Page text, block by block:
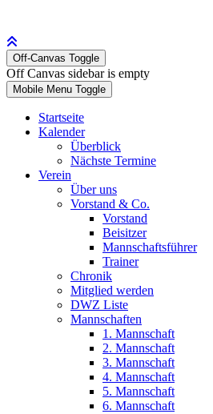
Off-Canvas Toggle
Off Canvas sidebar is empty
Mobile Menu Toggle
Startseite
Kalender
Überblick
Nächste Termine
Verein
Über uns
Vorstand & Co.
Vorstand
Beisitzer
Mannschaftsführer
Trainer
Chronik
Mitglied werden
DWZ Liste
Mannschaften
1. Mannschaft
2. Mannschaft
3. Mannschaft
4. Mannschaft
5. Mannschaft
6. Mannschaft